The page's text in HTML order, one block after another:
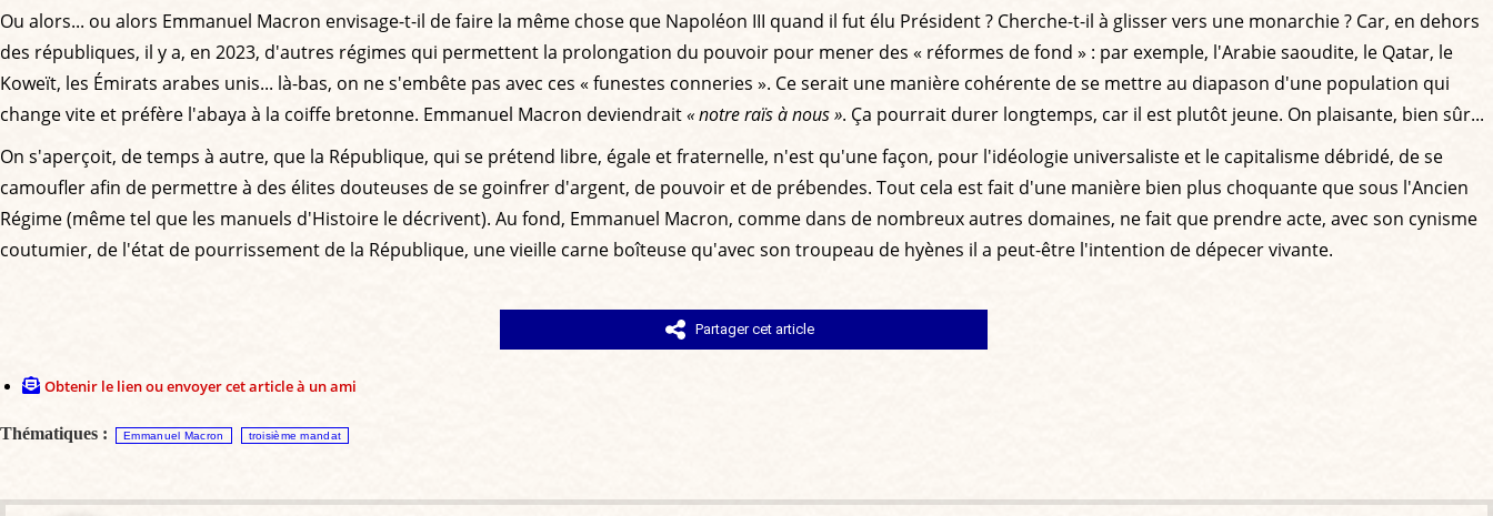
Ou alors... ou alors Emmanuel Macron envisage-t-il de faire la même chose que Napoléon III quand il fut élu Président ? Cherche-t-il à glisser vers une monarchie ? Car, en dehors
des républiques, il y a, en 2023, d'autres régimes qui permettent la prolongation du pouvoir pour mener des « réformes de fond » : par exemple, l'Arabie saoudite, le Qatar, le
Koweït, les Émirats arabes unis... là-bas, on ne s'embête pas avec ces « funestes conneries ». Ce serait une manière cohérente de se mettre au diapason d'une population qui
change vite et préfère l'abaya à la coiffe bretonne. Emmanuel Macron deviendrait« notre raïs à nous ». Ça pourrait durer longtemps, car il est plutôt jeune. On plaisante, bien sûr...
On s'aperçoit, de temps à autre, que la République, qui se prétend libre, égale et fraternelle, n'est qu'une façon, pour l'idéologie universaliste et le capitalisme débridé, de se
camoufler afin de permettre à des élites douteuses de se goinfrer d'argent, de pouvoir et de prébendes. Tout cela est fait d'une manière bien plus choquante que sous l'Ancien
Régime (même tel que les manuels d'Histoire le décrivent). Au fond, Emmanuel Macron, comme dans de nombreux autres domaines, ne fait que prendre acte, avec son cynisme
coutumier, de l'état de pourrissement de la République, une vieille carne boîteuse qu'avec son troupeau de hyènes il a peut-être l'intention de dépecer vivante.
Partager cet article
Obtenir le lien ou envoyer cet article à un ami
Thématiques : Emmanuel Macron troisième mandat